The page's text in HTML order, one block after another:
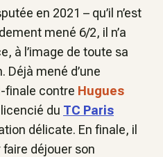
en 2021 – qu’il n’est
mené 6/2, il n’a
à l’image de toute sa
mené d’une
finale contre Hugues
du TC Paris
délicate. En finale, il
déjouer son